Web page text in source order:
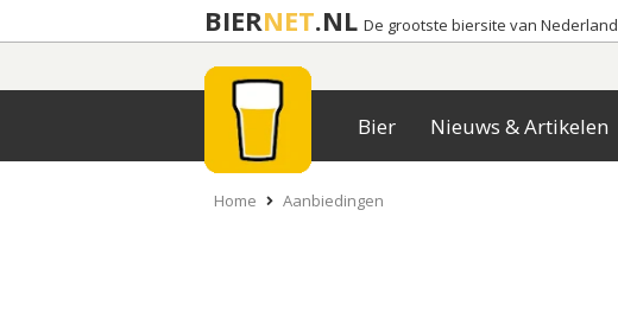
BIERNET.NL De grootste biersite van Nederland
Bier Nieuws & Artikelen
Home Aanbiedingen